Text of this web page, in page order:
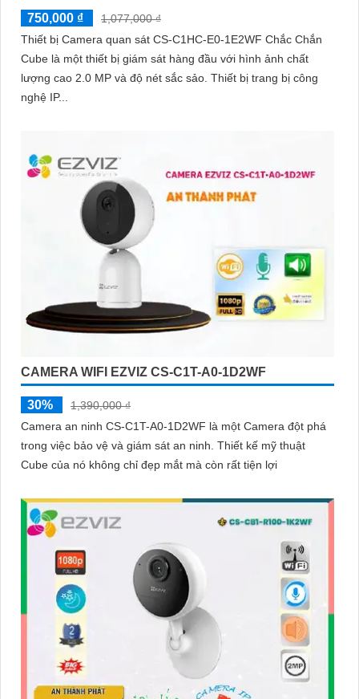
750,000 ₫
1,077,000 ₫
Thiết bị Camera quan sát CS-C1HC-E0-1E2WF Chắc Chắn
Cube là một thiết bị giám sát hàng đầu với hình ảnh chất
lượng cao 2.0 MP và độ nét sắc sảo. Thiết bị trang bị công
nghệ IP...
CAMERA WIFI EZVIZ CS-C1T-A0-1D2WF
30%
1,390,000 ₫
Camera an ninh CS-C1T-A0-1D2WF là một Camera đột phá
trong việc bảo vệ và giám sát an ninh. Thiết kế mỹ thuật
Cube của nó không chỉ đẹp mắt mà còn rất tiện lợi